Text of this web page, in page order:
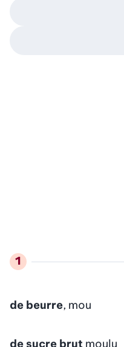
de beurre, mou
de sucre brut moulu